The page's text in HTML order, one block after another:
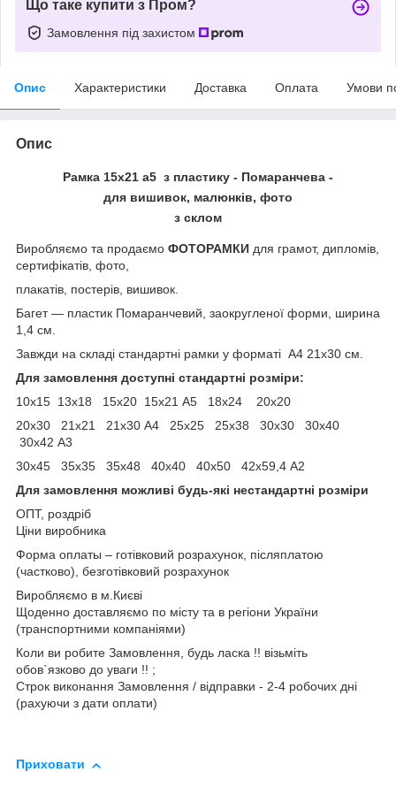
Що таке купити з Пром?
Замовлення під захистом
Опис Характеристики Доставка Оплата Умови
Опис
Рамка 15х21 а5 з пластику - Помаранчева -
для вишивок, малюнків, фото
з склом
Виробляємо та продаємо ФОТОРАМКИ для грамот, дипломів,
сертифікатів, фото,
плакатів, постерів, вишивок.
Багет ― пластик Помаранчевий, заокругленої форми, ширина
1,4 см.
Завжди на складі стандартні рамки у форматі А4 21х30 см.
Для замовлення доступні стандартні розміри:
10х15 13х18 15х20 15х21 А5 18х24 20х20
20х30 21х21 21х30 А4 25х25 25х38 30х30 30х40
30х42 А3
30х45 35х35 35х48 40х40 40х50 42х59,4 А2
Для замовлення можливі будь-які нестандартні розміри
ОПТ, роздріб
Ціни виробника
Форма оплаты – готівковий розрахунок, післяплатою
(частково), безготівковий розрахунок
Виробляємо в м.Києві
Щоденно доставляємо по місту та в регіони України
(транспортними компаніями)
Коли ви робите Замовлення, будь ласка !! візьміть
обов`язково до уваги !! ;
Строк виконання Замовлення / відправки - 2-4 робочих дні
(рахуючи з дати оплати)
Приховати